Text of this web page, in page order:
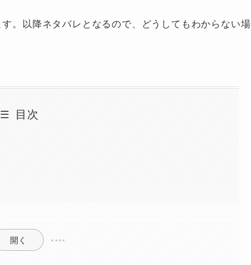
。以降ネタバレとなるので、どうしてもわからない場
目次
開く